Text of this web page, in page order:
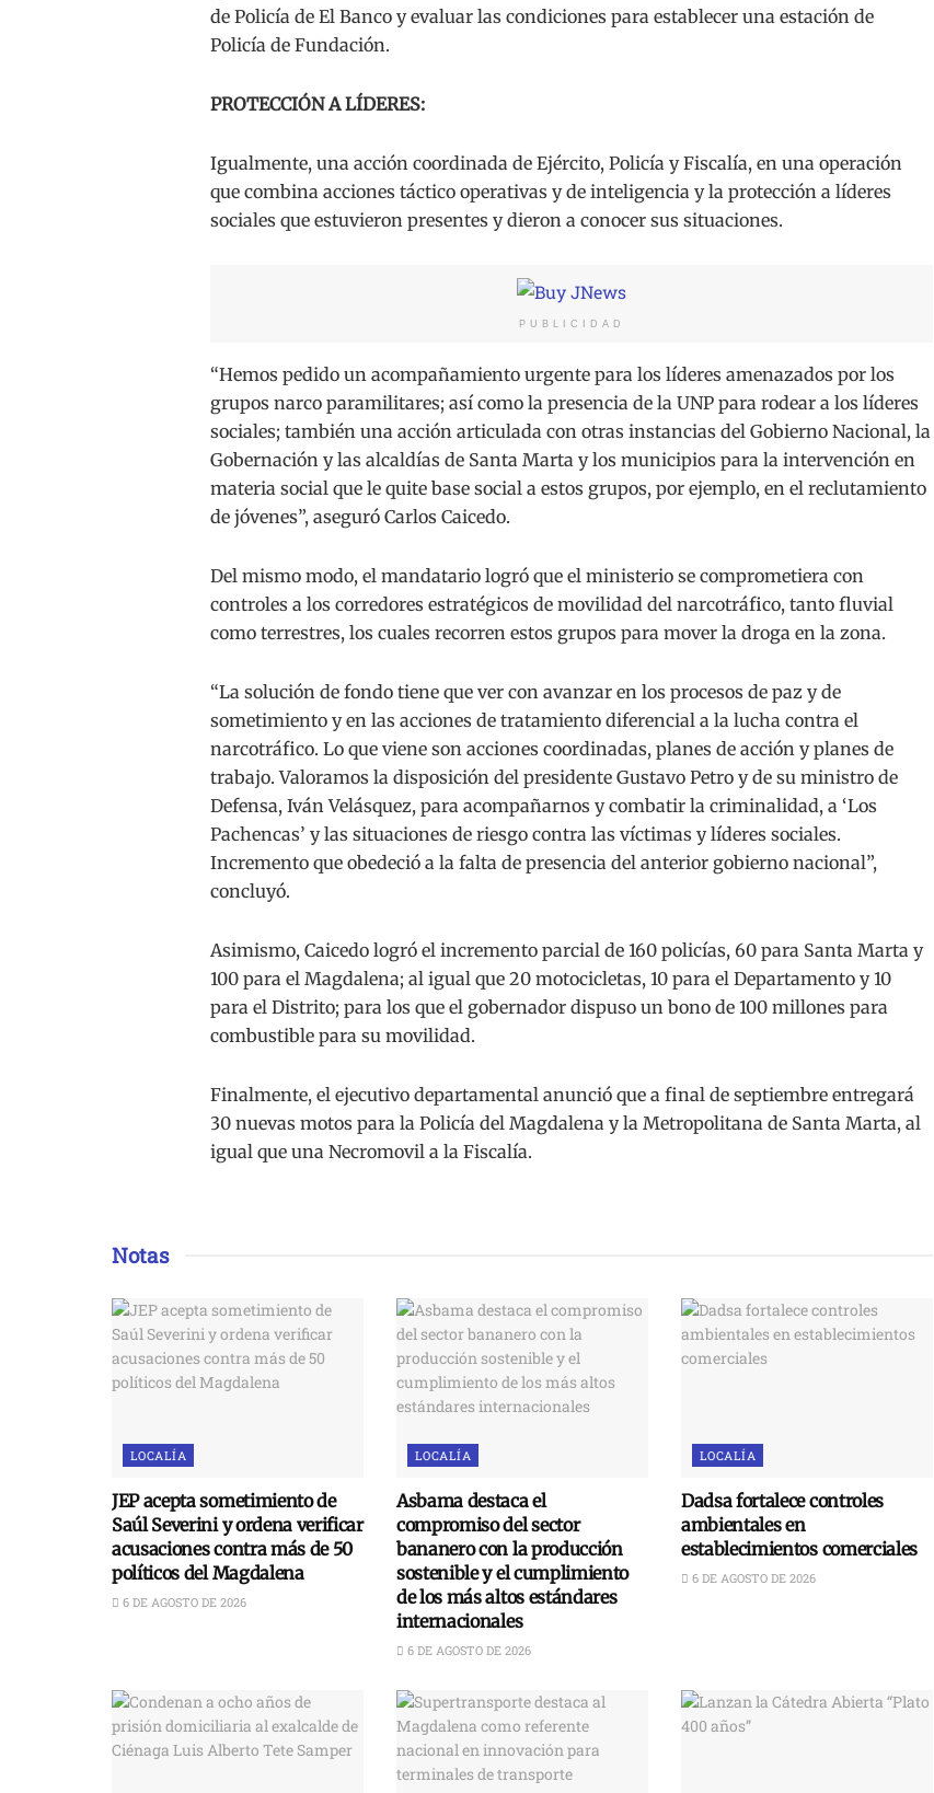
de Policía de El Banco y evaluar las condiciones para establecer una estación de
Policía de Fundación.
PROTECCIÓN A LÍDERES:
Igualmente, una acción coordinada de Ejército, Policía y Fiscalía, en una operación
que combina acciones táctico operativas y de inteligencia y la protección a líderes
sociales que estuvieron presentes y dieron a conocer sus situaciones.
PUBLICIDAD
“Hemos pedido un acompañamiento urgente para los líderes amenazados por los
grupos narco paramilitares; así como la presencia de la UNP para rodear a los líderes
sociales; también una acción articulada con otras instancias del Gobierno Nacional, la
Gobernación y las alcaldías de Santa Marta y los municipios para la intervención en
materia social que le quite base social a estos grupos, por ejemplo, en el reclutamiento
de jóvenes”, aseguró Carlos Caicedo.
Del mismo modo, el mandatario logró que el ministerio se comprometiera con
controles a los corredores estratégicos de movilidad del narcotráfico, tanto fluvial
como terrestres, los cuales recorren estos grupos para mover la droga en la zona.
“La solución de fondo tiene que ver con avanzar en los procesos de paz y de
sometimiento y en las acciones de tratamiento diferencial a la lucha contra el
narcotráfico. Lo que viene son acciones coordinadas, planes de acción y planes de
trabajo. Valoramos la disposición del presidente Gustavo Petro y de su ministro de
Defensa, Iván Velásquez, para acompañarnos y combatir la criminalidad, a ‘Los
Pachencas’ y las situaciones de riesgo contra las víctimas y líderes sociales.
Incremento que obedeció a la falta de presencia del anterior gobierno nacional”,
concluyó.
Asimismo, Caicedo logró el incremento parcial de 160 policías, 60 para Santa Marta y
100 para el Magdalena; al igual que 20 motocicletas, 10 para el Departamento y 10
para el Distrito; para los que el gobernador dispuso un bono de 100 millones para
combustible para su movilidad.
Finalmente, el ejecutivo departamental anunció que a final de septiembre entregará
30 nuevas motos para la Policía del Magdalena y la Metropolitana de Santa Marta, al
igual que una Necromovil a la Fiscalía.
Notas
LOCALÍA
JEP acepta sometimiento de
Saúl Severini y ordena verificar
acusaciones contra más de 50
políticos del Magdalena
6 DE AGOSTO DE 2026
LOCALÍA
Asbama destaca el
compromiso del sector
bananero con la producción
sostenible y el cumplimiento
de los más altos estándares
internacionales
6 DE AGOSTO DE 2026
LOCALÍA
Dadsa fortalece controles
ambientales en
establecimientos comerciales
6 DE AGOSTO DE 2026